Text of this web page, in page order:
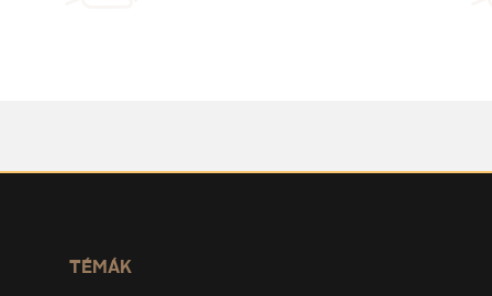
TÉMÁK